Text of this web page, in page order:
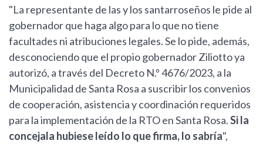
"La representante de las y los santarroseños le pide al
gobernador que haga algo para lo que no tiene
facultades ni atribuciones legales. Se lo pide, además,
desconociendo que el propio gobernador Ziliotto ya
autorizó, a través del Decreto N.º 4676/2023, a la
Municipalidad de Santa Rosa a suscribir los convenios
de cooperación, asistencia y coordinación requeridos
para la implementación de la RTO en Santa Rosa.Si la
concejala hubiese leído lo que firma, lo sabría",